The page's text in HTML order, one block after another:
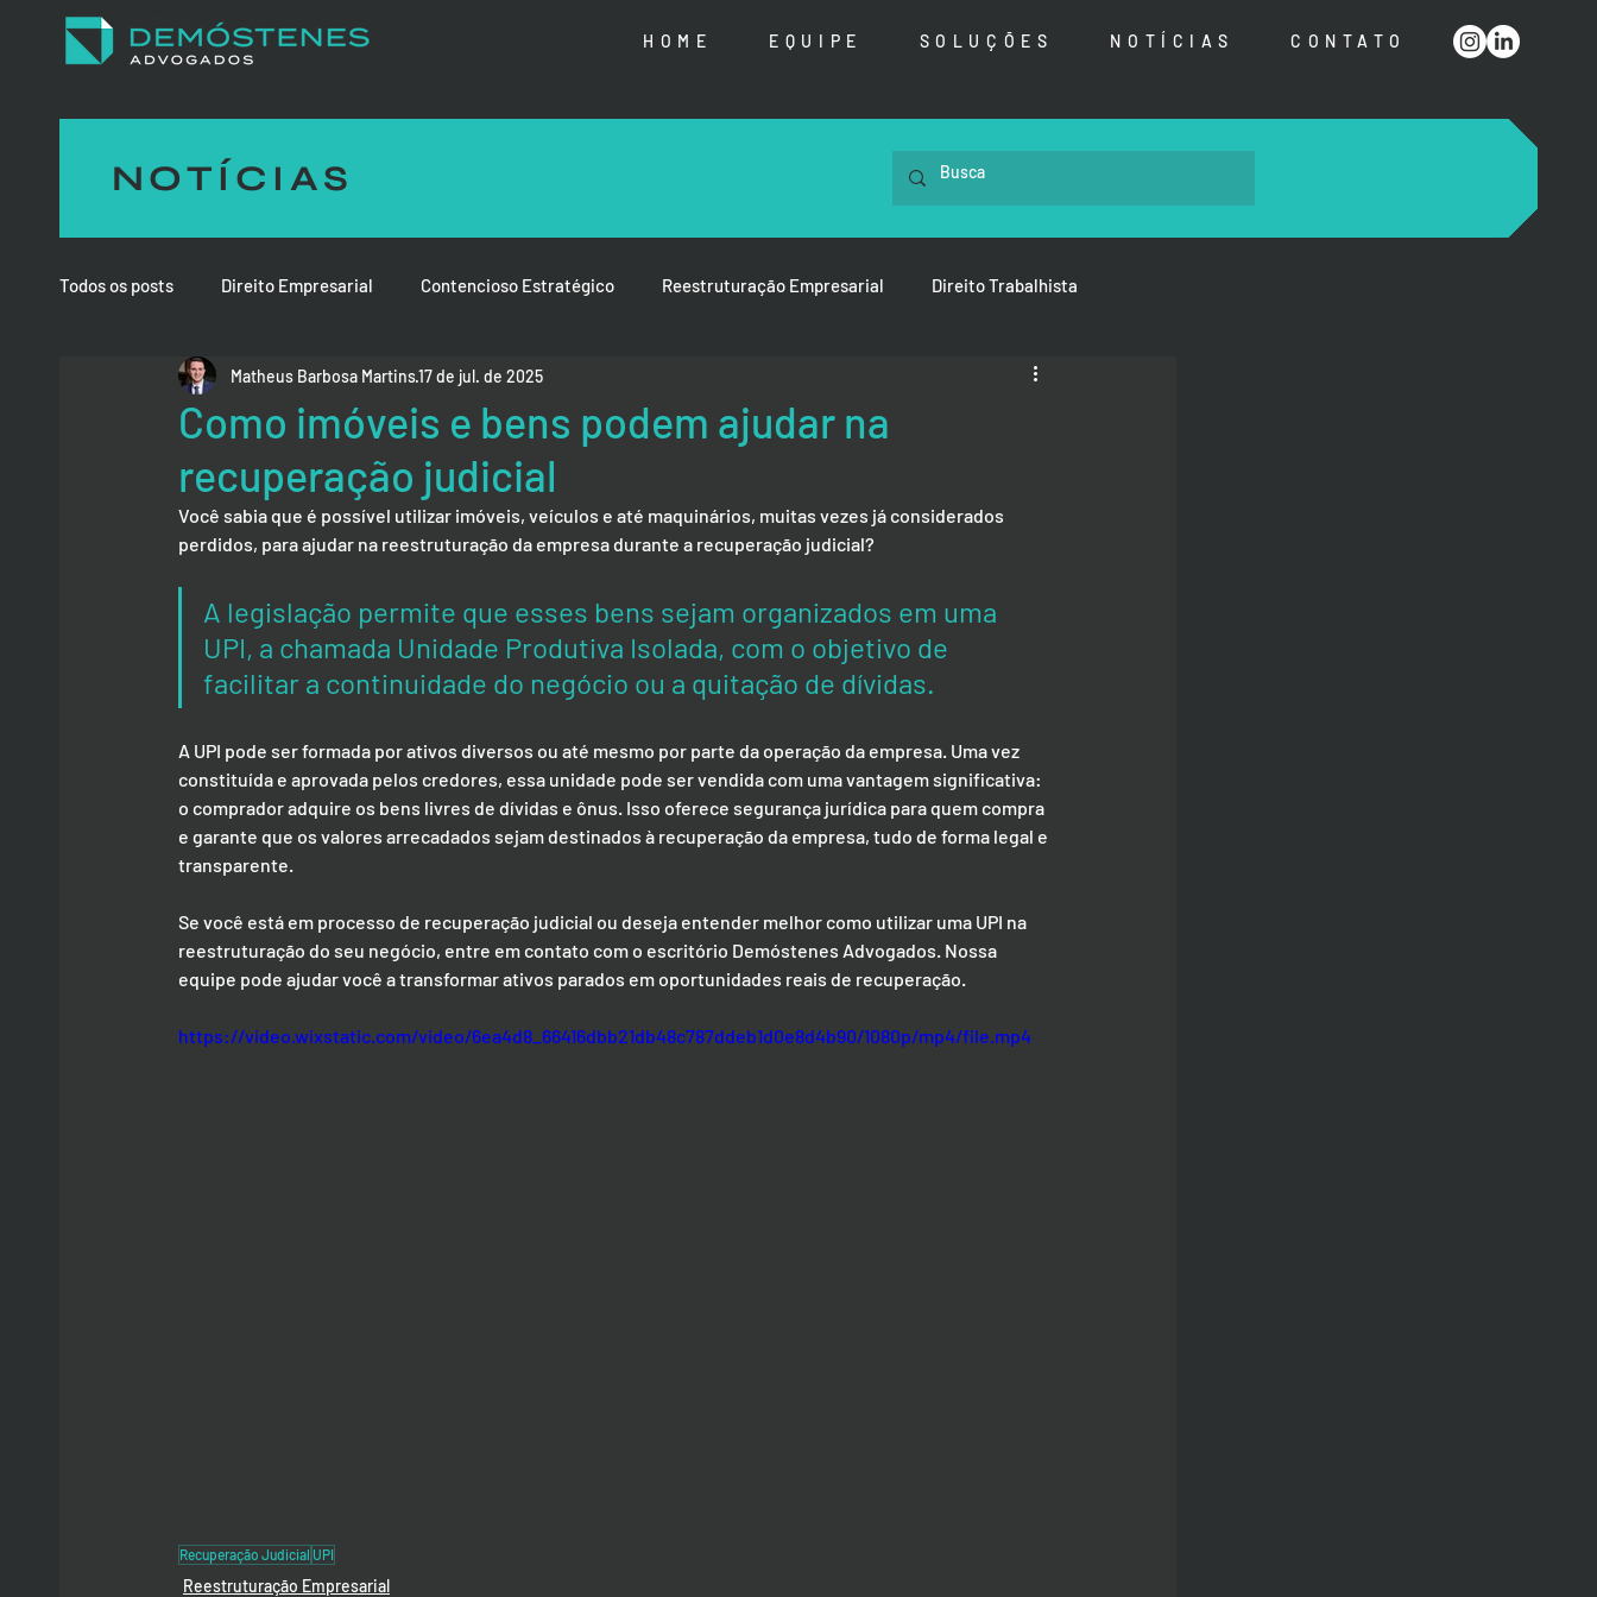
HOME EQUIPE SOLUÇÕES NOTÍCIAS CONTATO
NOTÍCIAS
Todos os posts Direito Empresarial Contencioso Estratégico Reestruturação Empresarial Direito Trabalhista
Direito de Família Direito Médico e da Saúde
Como imóveis e bens podem ajudar na
recuperação judicial
Matheus Barbosa Martins17 de jul. de 2025
Você sabia que é possível utilizar imóveis, veículos e até maquinários, muitas vezes já considerados
perdidos, para ajudar na reestruturação da empresa durante a recuperação judicial?
A legislação permite que esses bens sejam organizados em uma
UPI, a chamada Unidade Produtiva Isolada, com o objetivo de
facilitar a continuidade do negócio ou a quitação de dívidas.
A UPI pode ser formada por ativos diversos ou até mesmo por parte da operação da empresa. Uma vez
constituída e aprovada pelos credores, essa unidade pode ser vendida com uma vantagem significativa:
o comprador adquire os bens livres de dívidas e ônus. Isso oferece segurança jurídica para quem compra
e garante que os valores arrecadados sejam destinados à recuperação da empresa, tudo de forma legal e
transparente.
Se você está em processo de recuperação judicial ou deseja entender melhor como utilizar uma UPI na
reestruturação do seu negócio, entre em contato com o escritório Demóstenes Advogados. Nossa
equipe pode ajudar você a transformar ativos parados em oportunidades reais de recuperação.
https://video.wixstatic.com/video/6ea4d8_66416dbb21db48c787ddeb1d0e8d4b90/1080p/mp4/file.mp4
Recuperação Judicial UPI
Reestruturação Empresarial